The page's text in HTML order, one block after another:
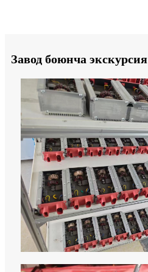
Завод боюнча экскурсия